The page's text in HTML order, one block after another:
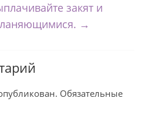
закят и
→
Обязательные